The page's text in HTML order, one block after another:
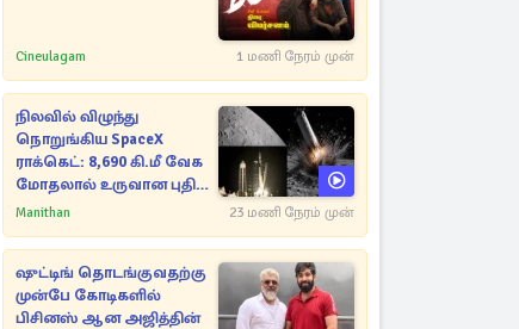
Cineulagam 1 மணி நேரம் முன்
நிலவில் விழுந்து
நொறுங்கிய SpaceX
ராக்கெட்: 8,690 கி.மீ வேக
மோதலால் உருவான புதிய
பள்ளம்!
Manithan 23 மணி நேரம் முன்
ஷுட்டிங் தொடங்குவதற்கு
முன்பே கோடிகளில்
பிசினஸ் ஆன அஜித்தின்